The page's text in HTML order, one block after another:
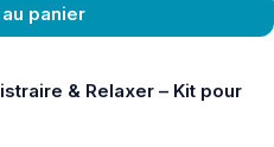
panier
& Relaxer – Kit pour